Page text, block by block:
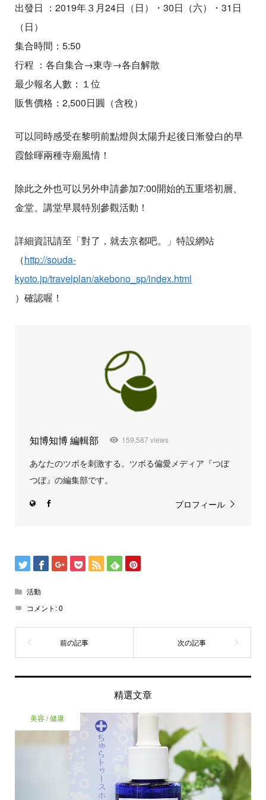
出發日 ：2019年３月24日（日）・30日（六）・31日
（日）
集合時間：5:50
行程 ：各自集合→東寺→各自解散
最少報名人數：１位
販售價格：2,500日圓（含稅）
可以同時感受在黎明前點燈與太陽升起後日漸發白的早
霞餘暉兩種寺廟風情！
除此之外也可以另外申請參加7:00開始的五重塔初層、
金堂、講堂早晨特別參觀活動！
詳細資訊請至「對了，就去京都吧。」特設網站
（http://souda-
kyoto.jp/travelplan/akebono_sp/index.html
）確認喔！
知博知博 編輯部 159,587 views
あなたのツボを刺激する。ツボる偏愛メディア『つぼ
つぼ』の編集部です。
プロフィール
活動
コメント:0
精選文章
美容 / 健康